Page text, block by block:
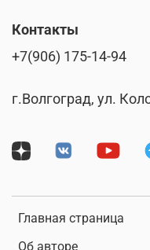
Главная страница
Об авторе
Контакты
+7(906) 175-14-94
г.Волгоград, ул.